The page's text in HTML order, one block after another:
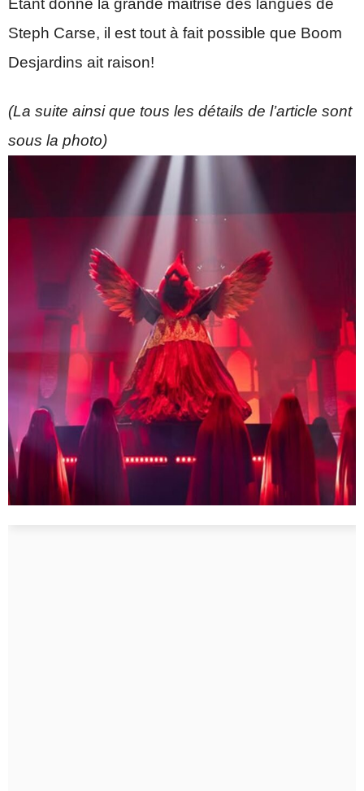
Étant donné la grande maitrise des langues de
Steph Carse, il est tout à fait possible que Boom
Desjardins ait raison!
(La suite ainsi que tous les détails de l’article sont
sous la photo)